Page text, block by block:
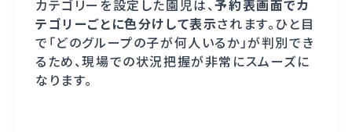
カテゴリーを設定した園児は、予約表画面でカ
テゴリーごとに色分けして表示されます。ひと目
で「どのグループの子が何人いるか」が判別でき
るため、現場での状況把握が非常にスムーズに
なります。